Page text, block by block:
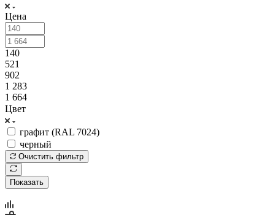
Цена
140
521
902
1 283
1 664
Цвет
графит (RAL 7024)
черный
Очистить фильтр
Показать